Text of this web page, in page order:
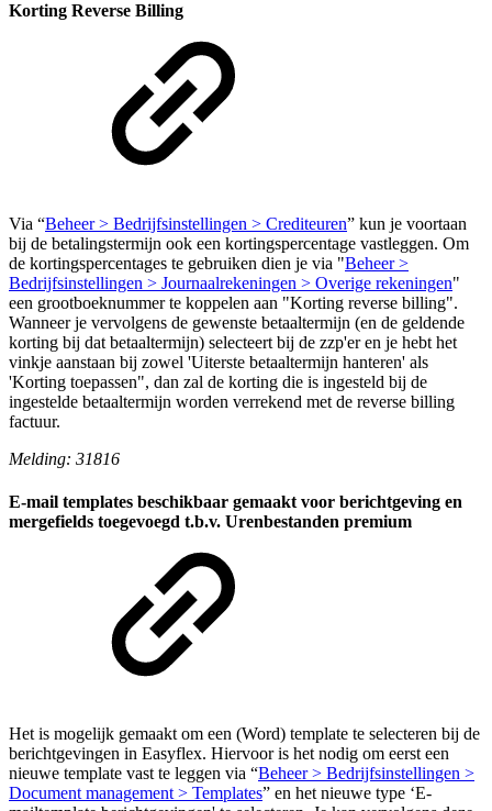
Korting Reverse Billing
Via “Beheer > Bedrijfsinstellingen > Crediteuren” kun je voortaan
bij de betalingstermijn ook een kortingspercentage vastleggen. Om
de kortingspercentages te gebruiken dien je via "Beheer >
Bedrijfsinstellingen > Journaalrekeningen > Overige rekeningen"
een grootboeknummer te koppelen aan "Korting reverse billing".
Wanneer je vervolgens de gewenste betaaltermijn (en de geldende
korting bij dat betaaltermijn) selecteert bij de zzp'er en je hebt het
vinkje aanstaan bij zowel 'Uiterste betaaltermijn hanteren' als
'Korting toepassen", dan zal de korting die is ingesteld bij de
ingestelde betaaltermijn worden verrekend met de reverse billing
factuur.
Melding: 31816
E-mail templates beschikbaar gemaakt voor berichtgeving en
mergefields toegevoegd t.b.v. Urenbestanden premium
Het is mogelijk gemaakt om een (Word) template te selecteren bij de
berichtgevingen in Easyflex. Hiervoor is het nodig om eerst een
nieuwe template vast te leggen via “Beheer > Bedrijfsinstellingen >
Document management > Templates” en het nieuwe type ‘E-